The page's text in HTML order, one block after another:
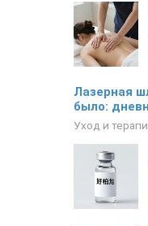
Лазерная
было:
Уход и